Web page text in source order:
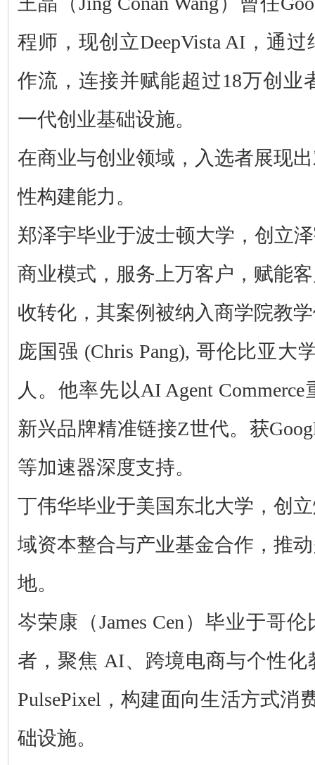
程师，现创立DeepVista AI，通
作流， 连接并赋能超过18万创业
一代创业基础设施。
在商业与创业领域，入选者展现
性构建能力。
郑泽宇毕业于波士顿大学，创立
商业模式，服务上万客户，赋能
收转化，其案例被纳入商学院教
庞国强 (Chris Pang), 哥伦比亚大
人。他率先以AI Agent
新兴品牌精准链接Z世代。 获
等加速器深度支持。
丁伟华毕业于美国东北大学，创
域资本整合与产业基金合作，推
地。
岑荣康（James Cen）毕业于哥
者，聚焦 AI、跨境电商与个性化
PulsePixel，构建面向生活方式消
础设施。